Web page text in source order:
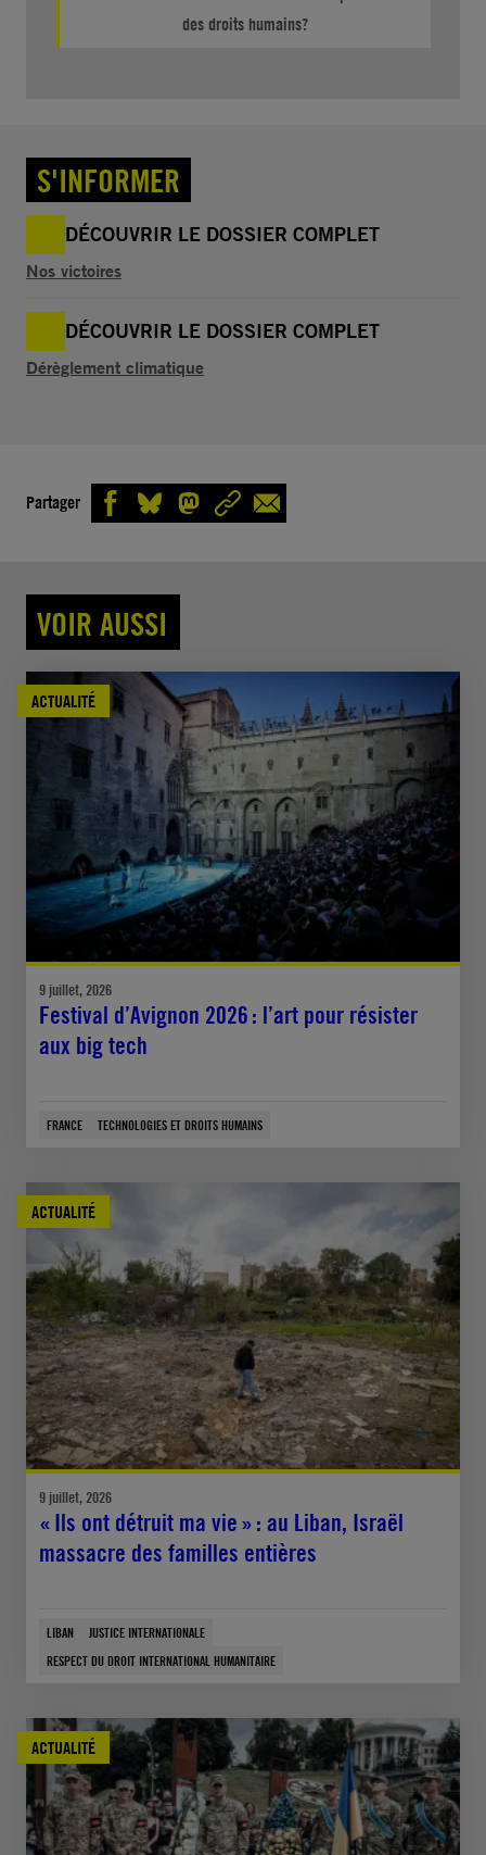
des droits humains?
S'INFORMER
DÉCOUVRIR LE DOSSIER COMPLET
Nos victoires
DÉCOUVRIR LE DOSSIER COMPLET
Dérèglement climatique
Partager
VOIR AUSSI
ACTUALITÉ
9 juillet, 2026
Festival d’Avignon 2026 : l’art pour résister
aux big tech
FRANCE TECHNOLOGIES ET DROITS HUMAINS
ACTUALITÉ
9 juillet, 2026
« Ils ont détruit ma vie » : au Liban, Israël
massacre des familles entières
LIBAN
JUSTICE INTERNATIONALE
RESPECT DU DROIT INTERNATIONAL HUMANITAIRE
ACTUALITÉ